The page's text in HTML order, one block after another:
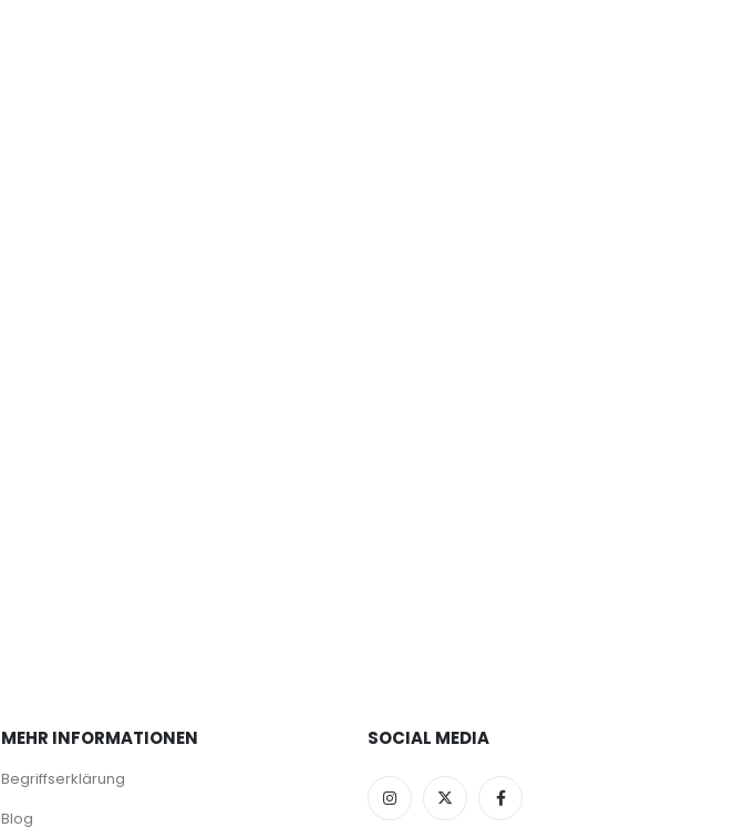
MEHR INFORMATIONEN
Begriffserklärung
Blog
SOCIAL MEDIA